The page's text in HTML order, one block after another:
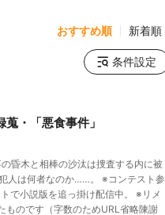
おすすめ順 新着順
条件設定
・「悪食事件」
昏木と相棒の沙汰は捜査する内に被
人は何者なのか……。 ※コンテスト参
で小説版を追っ掛け配信中。 ※リメ
ものです（字数のためURL省略陳謝